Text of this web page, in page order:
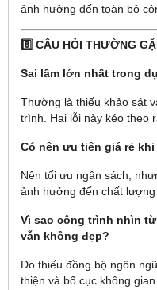
ảnh hưởng đến toàn bộ
8️⃣ CÂU HỎI THƯỜNG
Sai lầm lớn nhất trong
Thường là thiếu khảo sát
trình. Hai lỗi này kéo theo
Có nên ưu tiên giá rẻ
Nên tối ưu ngân sách,
ảnh hưởng đến chất
Vì sao công trình nhìn
vẫn không đẹp?
Do thiếu đồng bộ ngôn
thiện và bố cục không gian.